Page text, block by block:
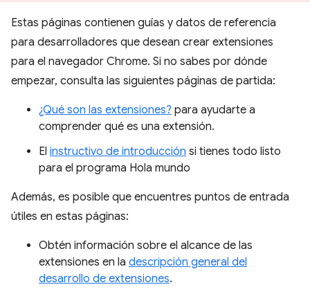
Estas páginas contienen guías y datos de referencia
para desarrolladores que desean crear extensiones
para el navegador Chrome. Si no sabes por dónde
empezar, consulta las siguientes páginas de partida:
¿Qué son las extensiones? para ayudarte a
comprender qué es una extensión.
El instructivo de introducción si tienes todo listo
para el programa Hola mundo
Además, es posible que encuentres puntos de entrada
útiles en estas páginas:
Obtén información sobre el alcance de las
extensiones en la descripción general del
desarrollo de extensiones.